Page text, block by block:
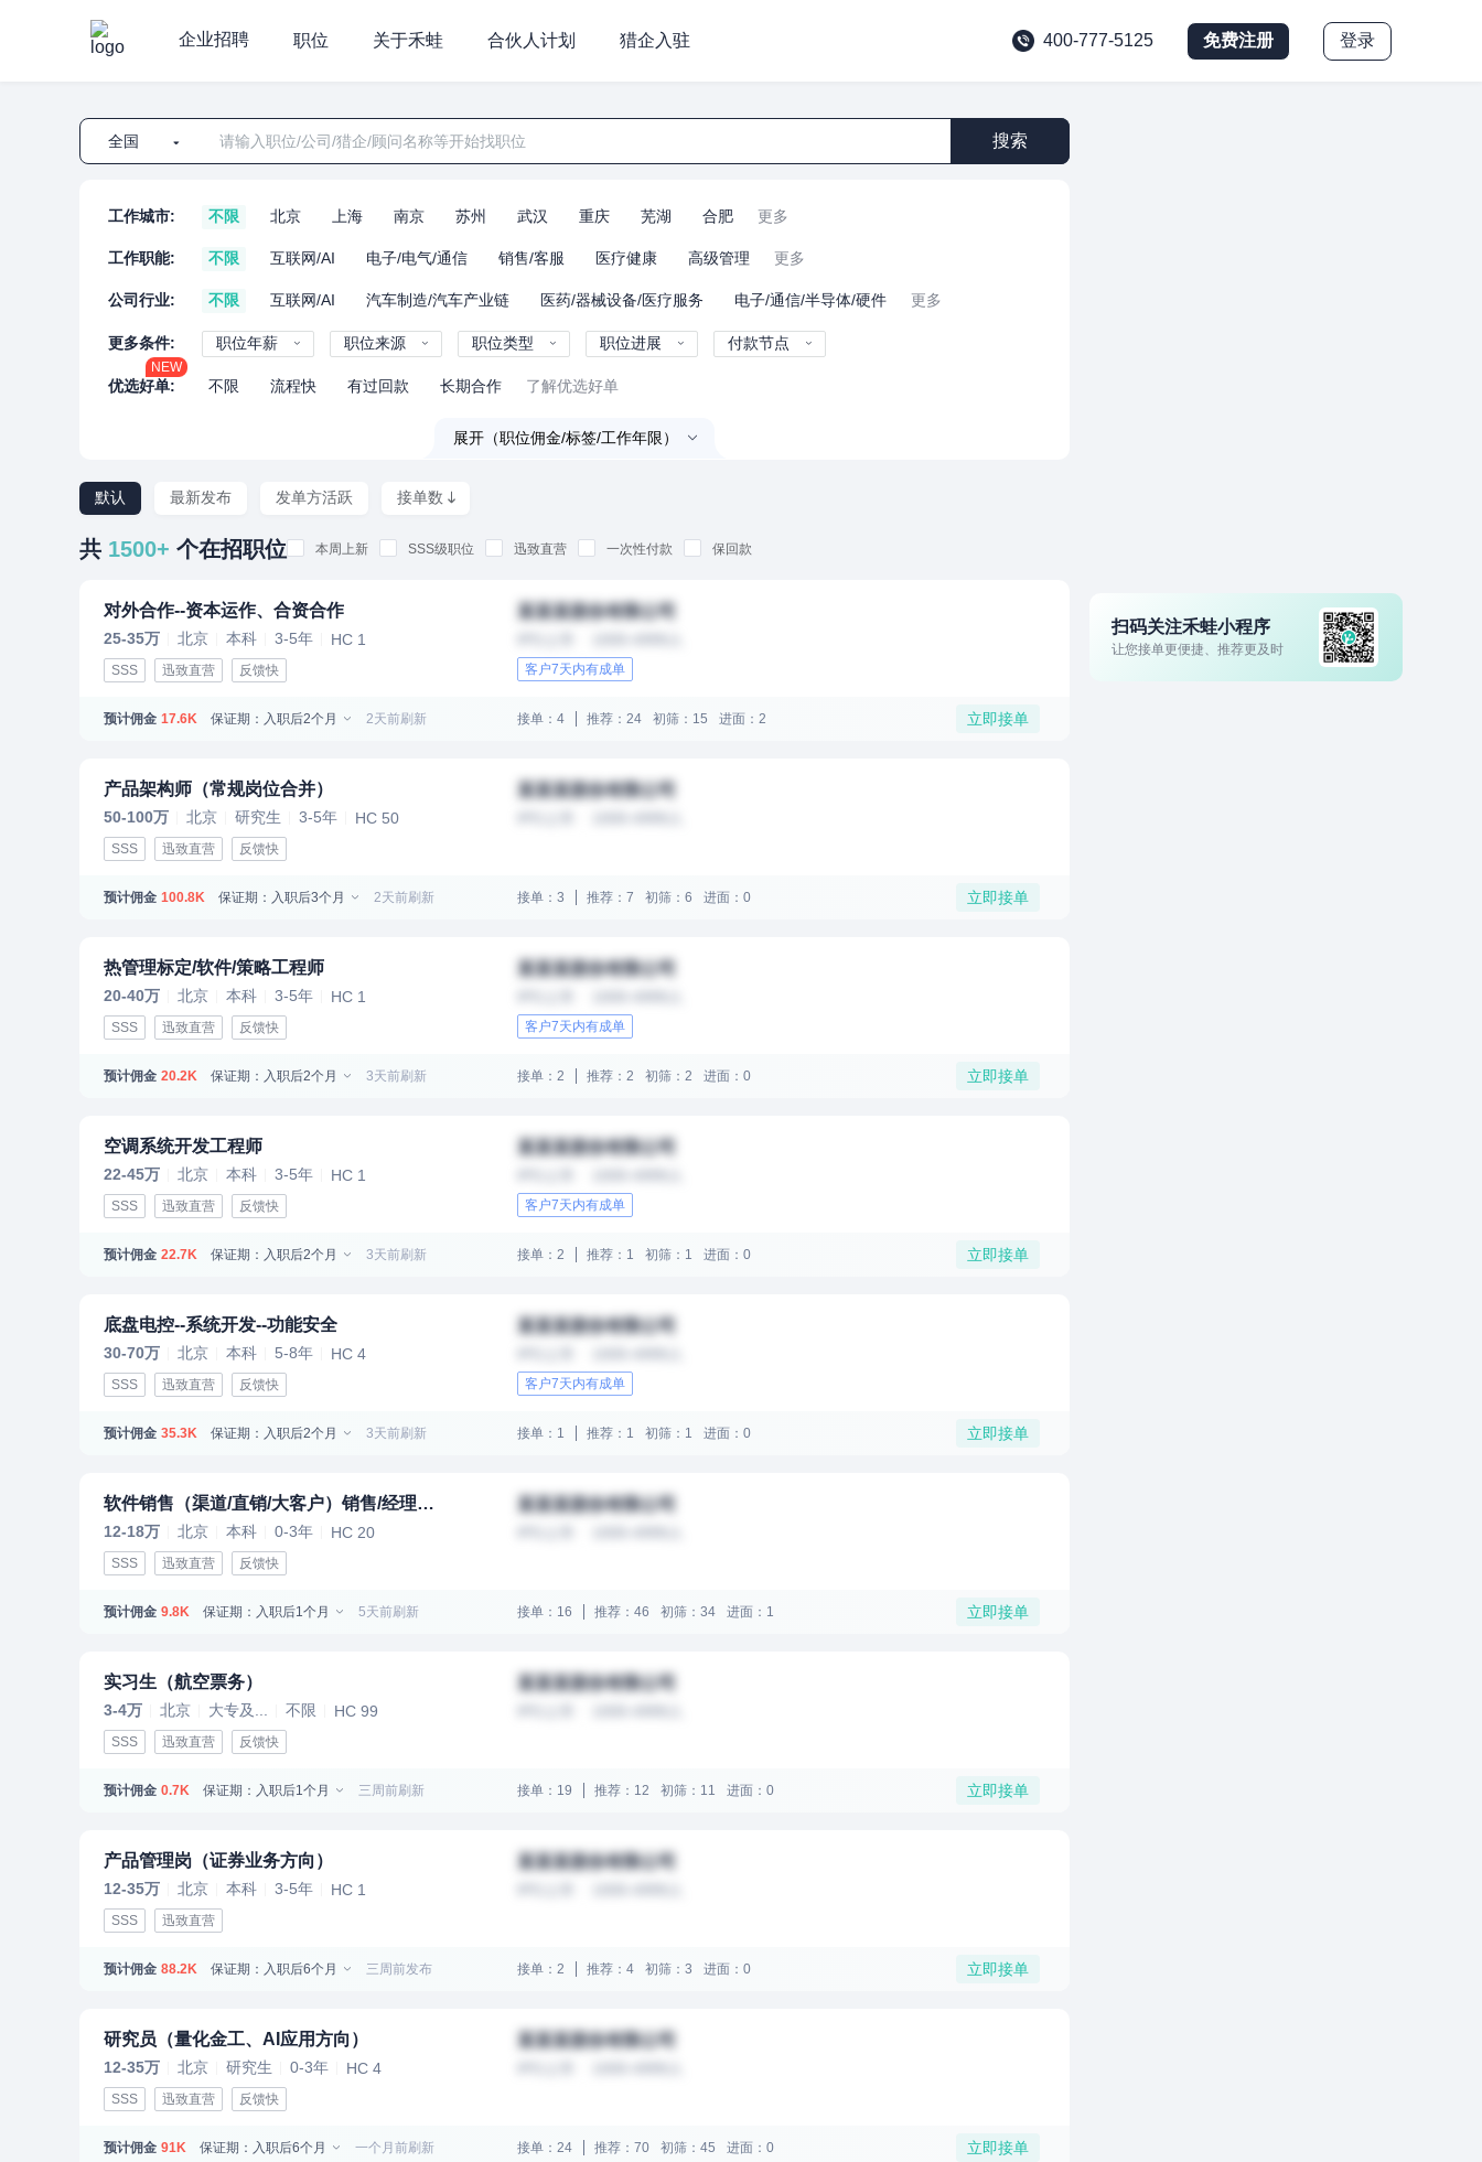
企业招聘 职位 关于禾蛙 合伙人计划 猎企入驻 400-777-5125 免费注册 登录
全国 搜索
工作城市: 不限 北京 上海 南京 苏州 武汉 重庆 芜湖 合肥 更多
工作职能: 不限 互联网/AI 电子/电气/通信 销售/客服 医疗健康 高级管理 更多
公司行业: 不限 互联网/AI 汽车制造/汽车产业链 医药/器械设备/医疗服务 电子/通信/半导体/硬件 更多
更多条件: 职位年薪 职位来源 职位类型 职位进展 付款节点
优选好单:
NEW
不限 流程快 有过回款 长期合作 了解优选好单
展开（职位佣金/标签/工作年限）
默认 最新发布 发单方活跃 接单数
共 1500+ 个在招职位 本周上新 SSS级职位 迅致直营 一次性付款 保回款
对外合作--资本运作、合资合作
25-35万 北京 本科 3-5年 HC 1
SSS 迅致直营 反馈快
某某某股份有限公司
客户7天内有成单
预计佣金 17.6K 保证期：入职后2个月 2天前刷新 接单：4 推荐：24 初筛：15 进面：2 立即接单
产品架构师（常规岗位合并）
50-100万 北京 研究生 3-5年 HC 50
SSS 迅致直营 反馈快
某某某股份有限公司
预计佣金 100.8K 保证期：入职后3个月 2天前刷新 接单：3 推荐：7 初筛：6 进面：0 立即接单
热管理标定/软件/策略工程师
20-40万 北京 本科 3-5年 HC 1
SSS 迅致直营 反馈快
某某某股份有限公司
客户7天内有成单
预计佣金 20.2K 保证期：入职后2个月 3天前刷新 接单：2 推荐：2 初筛：2 进面：0 立即接单
空调系统开发工程师
22-45万 北京 本科 3-5年 HC 1
SSS 迅致直营 反馈快
某某某股份有限公司
客户7天内有成单
预计佣金 22.7K 保证期：入职后2个月 3天前刷新 接单：2 推荐：1 初筛：1 进面：0 立即接单
底盘电控--系统开发--功能安全
30-70万 北京 本科 5-8年 HC 4
SSS 迅致直营 反馈快
某某某股份有限公司
客户7天内有成单
预计佣金 35.3K 保证期：入职后2个月 3天前刷新 接单：1 推荐：1 初筛：1 进面：0 立即接单
软件销售（渠道/直销/大客户）销售/经理（地点需求找我）
12-18万 北京 本科 0-3年 HC 20
SSS 迅致直营 反馈快
某某某股份有限公司
预计佣金 9.8K 保证期：入职后1个月 5天前刷新 接单：16 推荐：46 初筛：34 进面：1 立即接单
实习生（航空票务）
3-4万 北京 大专及... 不限 HC 99
SSS 迅致直营 反馈快
某某某股份有限公司
预计佣金 0.7K 保证期：入职后1个月 三周前刷新 接单：19 推荐：12 初筛：11 进面：0 立即接单
产品管理岗（证券业务方向）
12-35万 北京 本科 3-5年 HC 1
SSS 迅致直营
某某某股份有限公司
预计佣金 88.2K 保证期：入职后6个月 三周前发布 接单：2 推荐：4 初筛：3 进面：0 立即接单
研究员（量化金工、AI应用方向）
12-35万 北京 研究生 0-3年 HC 4
SSS 迅致直营 反馈快
某某某股份有限公司
预计佣金 91K 保证期：入职后6个月 一个月前刷新 接单：24 推荐：70 初筛：45 进面：0 立即接单
扫码关注禾蛙小程序
让您接单更便捷、推荐更及时